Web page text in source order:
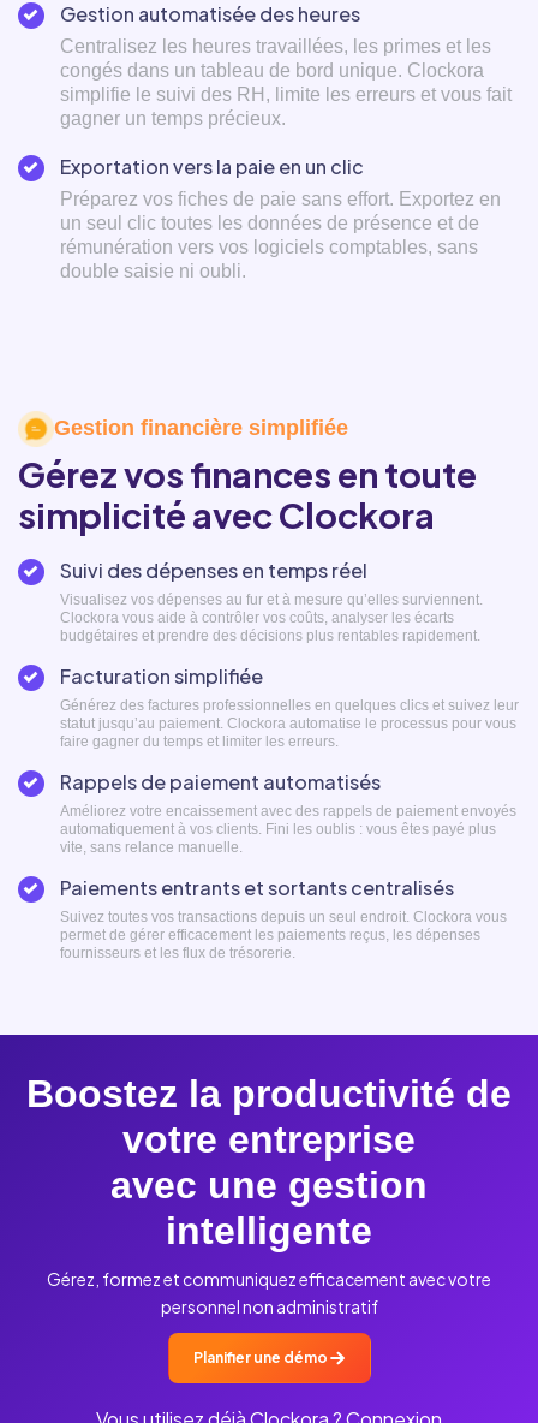
Gestion automatisée des heures
Centralisez les heures travaillées, les primes et les
congés dans un tableau de bord unique. Clockora
simplifie le suivi des RH, limite les erreurs et vous fait
gagner un temps précieux.
Exportation vers la paie en un clic
Préparez vos fiches de paie sans effort. Exportez en
un seul clic toutes les données de présence et de
rémunération vers vos logiciels comptables, sans
double saisie ni oubli.
Gestion financière simplifiée
Gérez vos finances en toute
simplicité avec Clockora
Suivi des dépenses en temps réel
Visualisez vos dépenses au fur et à mesure qu’elles surviennent.
Clockora vous aide à contrôler vos coûts, analyser les écarts
budgétaires et prendre des décisions plus rentables rapidement.
Facturation simplifiée
Générez des factures professionnelles en quelques clics et suivez leur
statut jusqu’au paiement. Clockora automatise le processus pour vous
faire gagner du temps et limiter les erreurs.
Rappels de paiement automatisés
Améliorez votre encaissement avec des rappels de paiement envoyés
automatiquement à vos clients. Fini les oublis : vous êtes payé plus
vite, sans relance manuelle.
Paiements entrants et sortants centralisés
Suivez toutes vos transactions depuis un seul endroit. Clockora vous
permet de gérer efficacement les paiements reçus, les dépenses
fournisseurs et les flux de trésorerie.
Boostez la productivité de
votre entreprise
avec une gestion
intelligente
Gérez, formez et communiquez efficacement avec votre
personnel non administratif
Planifier une démo